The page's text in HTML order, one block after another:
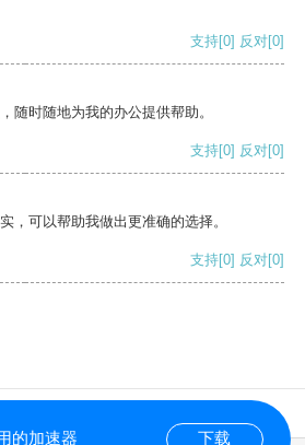
支持[0] 反对[0]
随时随地为我的办公提供帮助。
支持[0] 反对[0]
，可以帮助我做出更准确的选择。
支持[0] 反对[0]
的加速器 下载